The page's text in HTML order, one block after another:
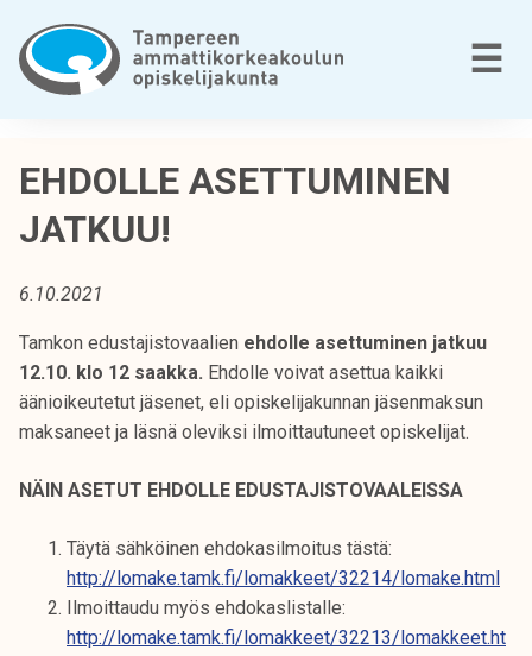
sisältöön
a
m
e
n
a
m
a
☰
EHDOLLE ASETTUMINEN
JATKUU!
6.10.2021
Tamkon edustajistovaalien ehdolle asettuminen jatkuu
12.10. klo 12 saakka. Ehdolle voivat asettua kaikki
äänioikeutetut jäsenet, eli opiskelijakunnan jäsenmaksun
maksaneet ja läsnä oleviksi ilmoittautuneet opiskelijat.
NÄIN ASETUT EHDOLLE EDUSTAJISTOVAALEISSA
Täytä sähköinen ehdokasilmoitus tästä:
http://lomake.tamk.fi/lomakkeet/32214/lomake.html
Ilmoittaudu myös ehdokaslistalle:
http://lomake.tamk.fi/lomakkeet/32213/lomakkeet.ht